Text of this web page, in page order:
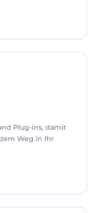
Plug-ins, damit
Weg in Ihr